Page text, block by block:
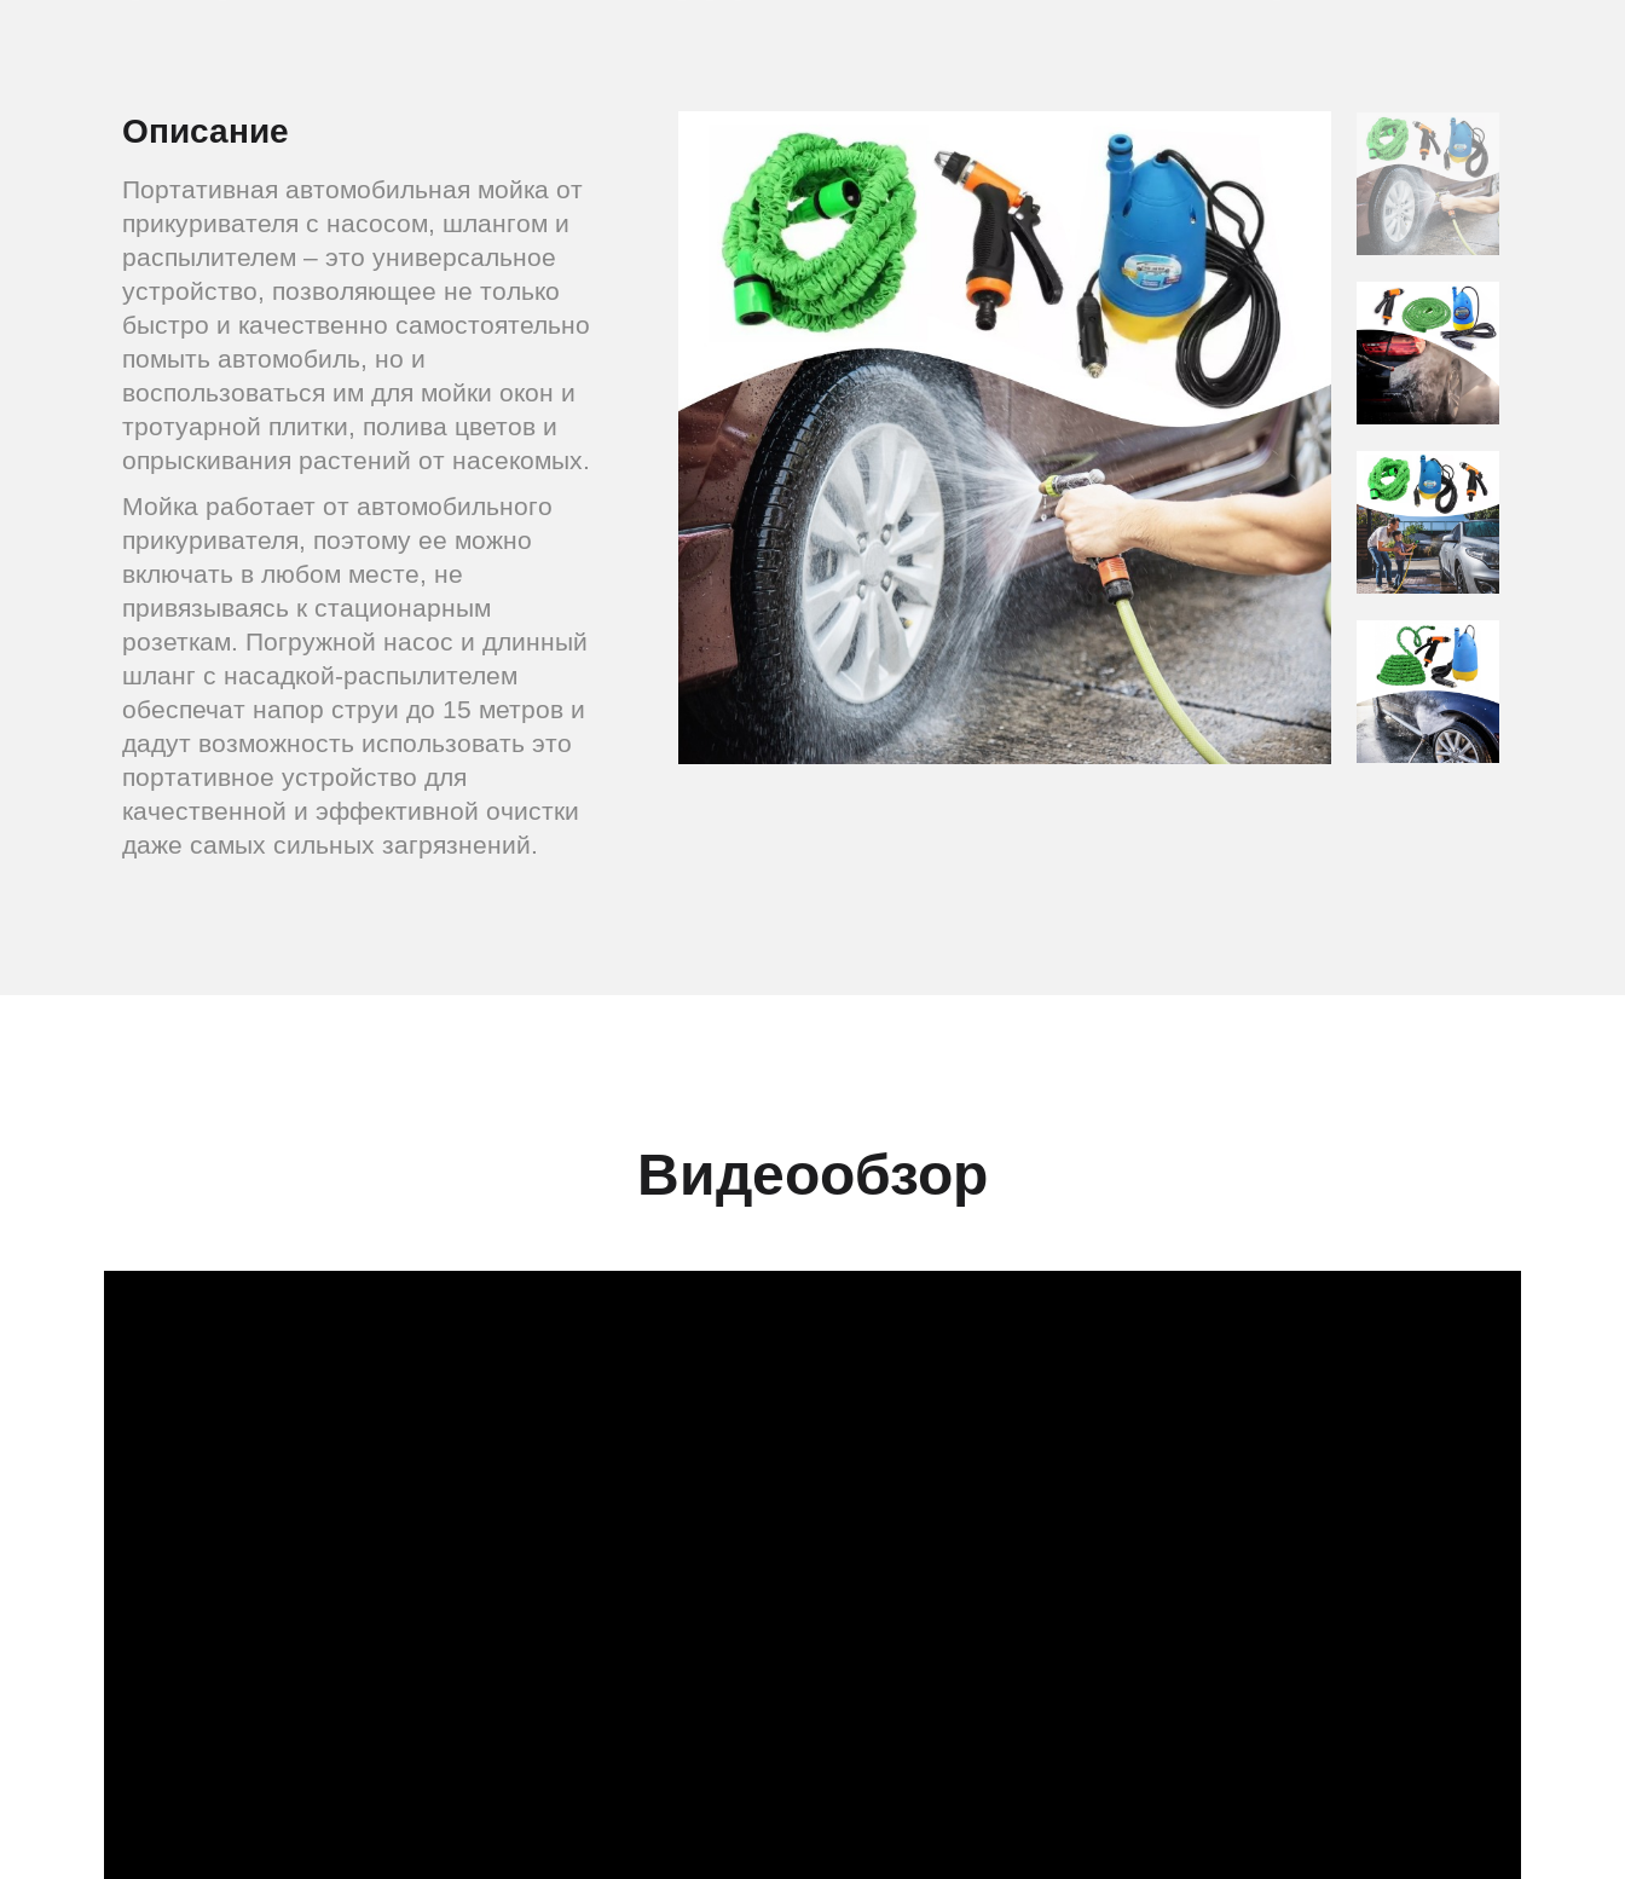
Описание
Портативная автомобильная мойка от
прикуривателя с насосом, шлангом и
распылителем – это универсальное
устройство, позволяющее не только
быстро и качественно самостоятельно
помыть автомобиль, но и
воспользоваться им для мойки окон и
тротуарной плитки, полива цветов и
опрыскивания растений от насекомых.
Мойка работает от автомобильного
прикуривателя, поэтому ее можно
включать в любом месте, не
привязываясь к стационарным
розеткам. Погружной насос и длинный
шланг с насадкой-распылителем
обеспечат напор струи до 15 метров и
дадут возможность использовать это
портативное устройство для
качественной и эффективной очистки
даже самых сильных загрязнений.
Видеообзор